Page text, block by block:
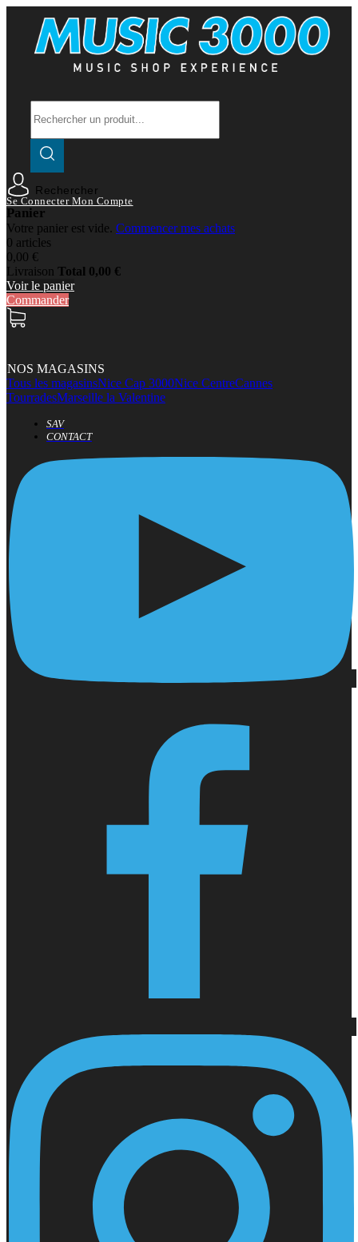
Rechercher
Se Connecter Mon Compte
Panier
Votre panier est vide. Commencer mes achats
0 articles
0,00 €
Livraison Total 0,00 €
Voir le panier
Commander
NOS MAGASINS
Tous les magasinsNice Cap 3000Nice CentreCannes
TourradesMarseille la Valentine
SAV
CONTACT